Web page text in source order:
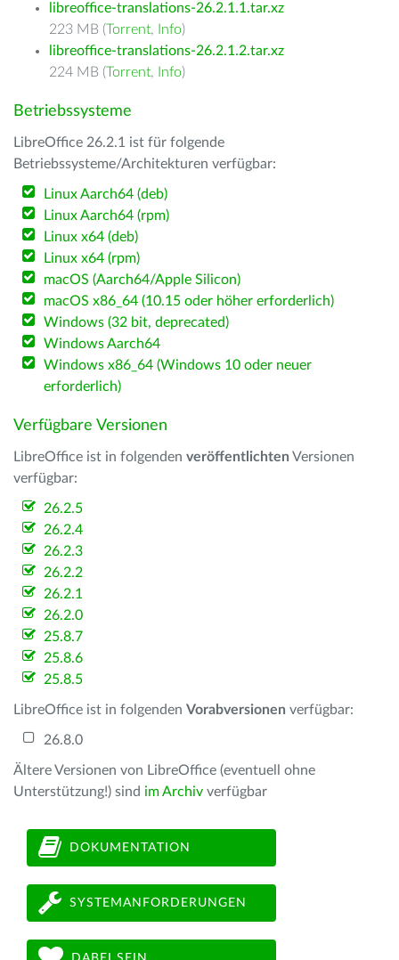
libreoffice-translations-26.2.1.1.tar.xz
223 MB (Torrent, Info)
libreoffice-translations-26.2.1.2.tar.xz
224 MB (Torrent, Info)
Betriebssysteme
LibreOffice 26.2.1 ist für folgende
Betriebssysteme/Architekturen verfügbar:
Linux Aarch64 (deb)
Linux Aarch64 (rpm)
Linux x64 (deb)
Linux x64 (rpm)
macOS (Aarch64/Apple Silicon)
macOS x86_64 (10.15 oder höher erforderlich)
Windows (32 bit, deprecated)
Windows Aarch64
Windows x86_64 (Windows 10 oder neuer
erforderlich)
Verfügbare Versionen
LibreOffice ist in folgenden veröffentlichten Versionen
verfügbar:
26.2.5
26.2.4
26.2.3
26.2.2
26.2.1
26.2.0
25.8.7
25.8.6
25.8.5
LibreOffice ist in folgenden Vorabversionen verfügbar:
26.8.0
Ältere Versionen von LibreOffice (eventuell ohne
Unterstützung!) sind im Archiv verfügbar
DOKUMENTATION
SYSTEMANFORDERUNGEN